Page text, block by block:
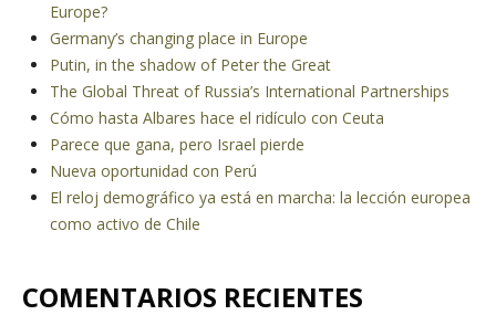
Europe?
Germany’s changing place in Europe
Putin, in the shadow of Peter the Great
The Global Threat of Russia’s International Partnerships
Cómo hasta Albares hace el ridículo con Ceuta
Parece que gana, pero Israel pierde
Nueva oportunidad con Perú
El reloj demográfico ya está en marcha: la lección europea
como activo de Chile
COMENTARIOS RECIENTES